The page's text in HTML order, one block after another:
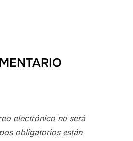
electrónico no será
obligatorios están